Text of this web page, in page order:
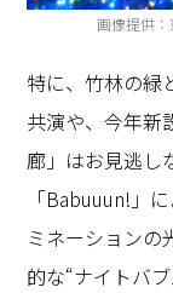
画像提供
特に、竹林の緑
共演や、今年新
廊」はお見逃し
「Babuuun! 」
ミネーションの
的な“ナイトバ